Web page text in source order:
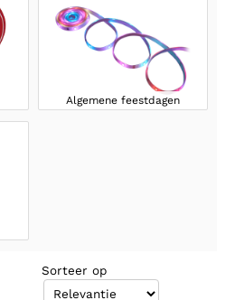
Algemene feestdagen
Sorteer op